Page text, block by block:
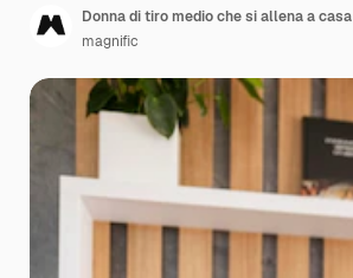
Donna di tiro medio che si allena a casa
magnific